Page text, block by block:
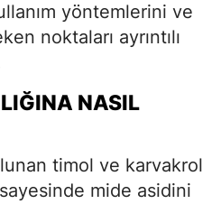
yöntemlerini ve
noktaları ayrıntılı
NASIL
timol ve karvakrol
mide asidini